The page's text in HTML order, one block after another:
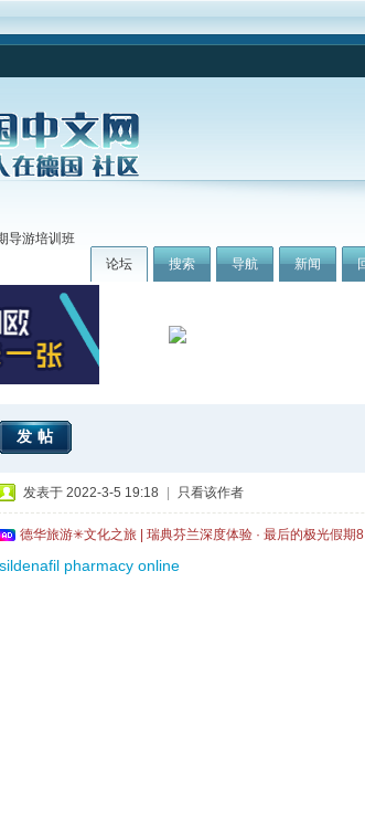
论坛 搜索 导航 新闻
导游培训班
发帖
发表于 2022-3-5 19:18 只看该作者
德华旅游✳文化之旅 | 瑞典芬兰深度体验 · 最后的极光假
sildenafil pharmacy online